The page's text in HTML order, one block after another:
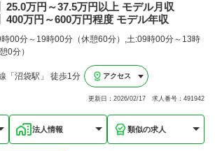
25.0万円～37.5万円以上 モデル月収
400万円～600万円程度 モデル年収
時00分～19時00分（休憩60分）,土:09時00分～13時
0分）
「沼袋駅」 徒歩1分 アクセス
更新日：2026/02/17 求人番号：491942
法人情報 類似の求人